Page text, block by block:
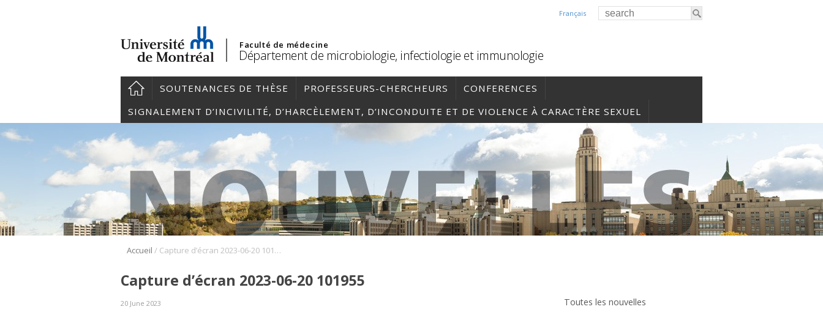
Français
Faculté de médecine
Département de microbiologie, infectiologie et immunologie
SOUTENANCES DE THÈSE PROFESSEURS-CHERCHEURS
CONFERENCES
SIGNALEMENT D’INCIVILITÉ, D’HARCÈLEMENT, D’INCONDUITE ET DE VIOLENCE À CARACTÈRE SEXUEL
Accueil / Capture d’écran 2023-06-20 101955
Toutes les nouvelles
Capture d’écran 2023-06-20 101955
20 June 2023